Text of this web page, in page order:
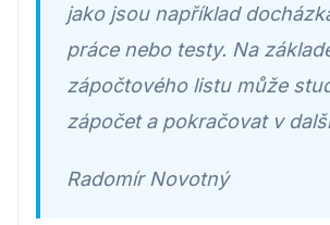
jako jsou například
práce nebo testy. Na
zápočtového listu může
zápočet a pokračovat v
Radomír Novotný